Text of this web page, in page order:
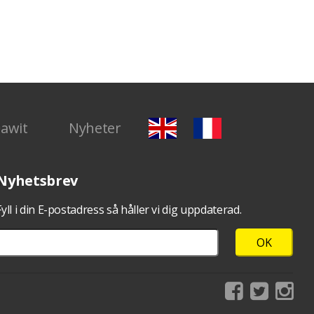
Nyheter
i din E-postadress så håller vi dig uppdaterad.